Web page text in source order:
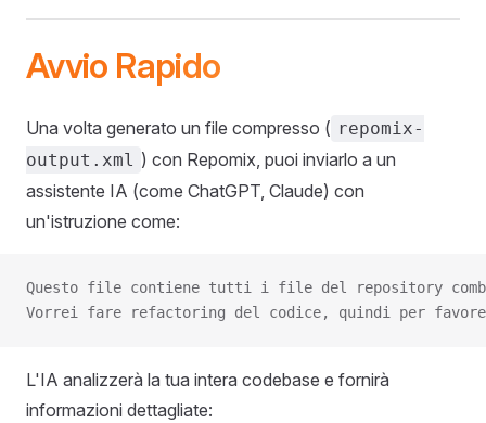
Avvio Rapido
Una volta generato un file compresso ( repomix-
output.xml ) con Repomix, puoi inviarlo a un
assistente IA (come ChatGPT, Claude) con
un'istruzione come:
Questo file contiene tutti i file del repository
Vorrei fare refactoring del codice, quindi per favore
L'IA analizzerà la tua intera codebase e fornirà
informazioni dettagliate: